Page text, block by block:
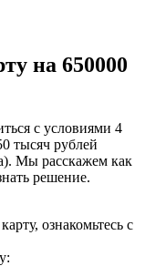
на 650000
с условиями 4
тысяч рублей
Мы расскажем как
решение.
ознакомьтесь с